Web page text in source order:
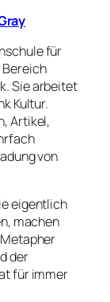
für
Bereich
Sie arbeitet
Kultur.
Artikel,
von
eigentlich
machen
der
für immer